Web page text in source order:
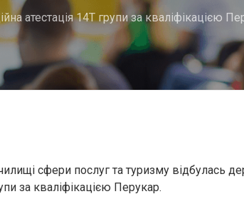
атестація 14Т групи за кваліфікацією
сфери послуг та туризму відбулась
за кваліфікацією Перукар.